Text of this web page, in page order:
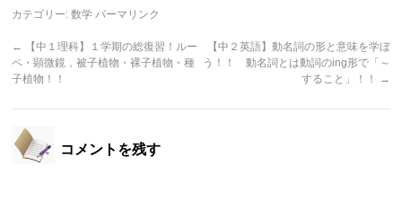
カテゴリー:数学 パーマリンク
←
【中１理科】１学期の総復習！ルー
ペ・顕微鏡，被子植物・裸子植物・種
子植物！！
【中２英語】動名詞の形と意味を学ぼ
う！！ 動名詞とは動詞のing形で「～
すること」！！
→
コメントを残す